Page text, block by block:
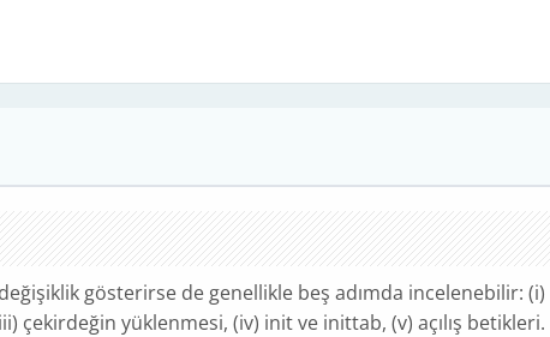
gösterirse de genellikle beş adımda incelenebilir: (i)
çekirdeğin yüklenmesi, (iv) init ve inittab, (v) açılış betikleri.